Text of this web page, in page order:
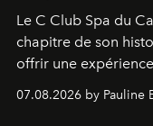
Le C Club Spa du
chapitre de son
offrir une
07.08.2026 by Pauline